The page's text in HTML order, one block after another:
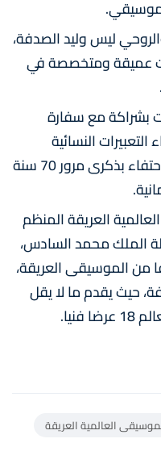
ليس وليد الصدفة،
عميقة ومتخصصة في
بشراكة مع سفارة
النسائية
للشرق والغرب"، وذلك في إطار الاحتفاء بذكرى مرور 70 سنة
العريقة المنظم
الملك محمد السادس،
من الموسيقى العريقة،
حيث يقدم ما لا يقل